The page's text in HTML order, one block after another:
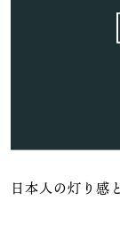
日本人の灯り感